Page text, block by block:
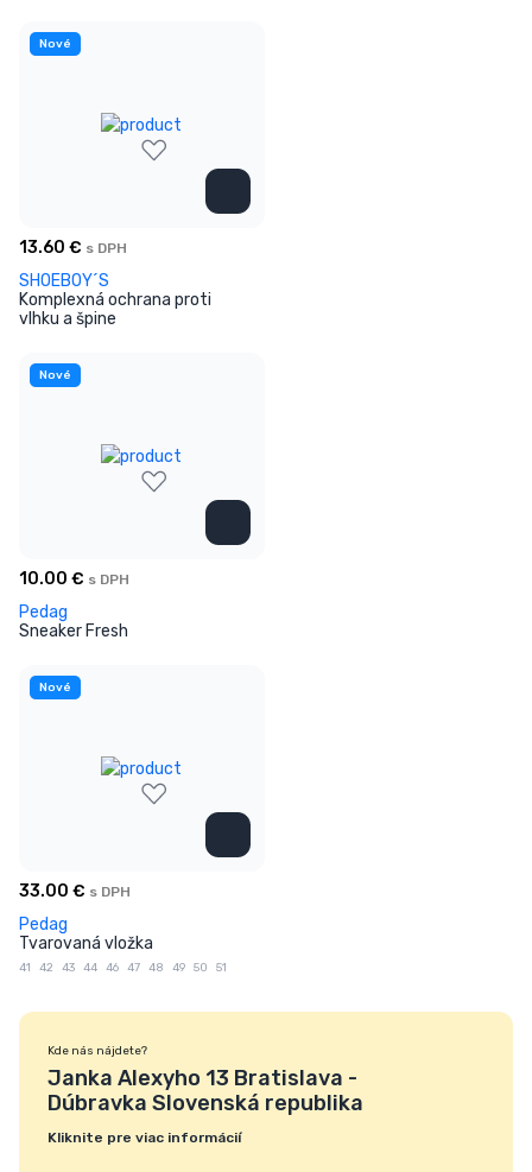
Nové
13.60 € s DPH
SHOEBOY´S
Komplexná ochrana proti
vlhku a špine
Nové
10.00 € s DPH
Pedag
Sneaker Fresh
Nové
33.00 € s DPH
Pedag
Tvarovaná vložka
41 42 43 44 46 47 48 49 50 51
Kde nás nájdete?
Janka Alexyho 13 Bratislava -
Dúbravka Slovenská republika
Kliknite pre viac informácií